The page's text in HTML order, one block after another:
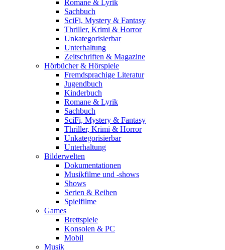
Romane & Lyrik
Sachbuch
SciFi, Mystery & Fantasy
Thriller, Krimi & Horror
Unkategorisierbar
Unterhaltung
Zeitschriften & Magazine
Hörbücher & Hörspiele
Fremdsprachige Literatur
Jugendbuch
Kinderbuch
Romane & Lyrik
Sachbuch
SciFi, Mystery & Fantasy
Thriller, Krimi & Horror
Unkategorisierbar
Unterhaltung
Bilderwelten
Dokumentationen
Musikfilme und -shows
Shows
Serien & Reihen
Spielfilme
Games
Brettspiele
Konsolen & PC
Mobil
Musik